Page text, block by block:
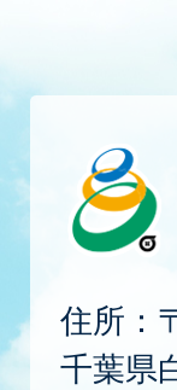
住所：
千葉県